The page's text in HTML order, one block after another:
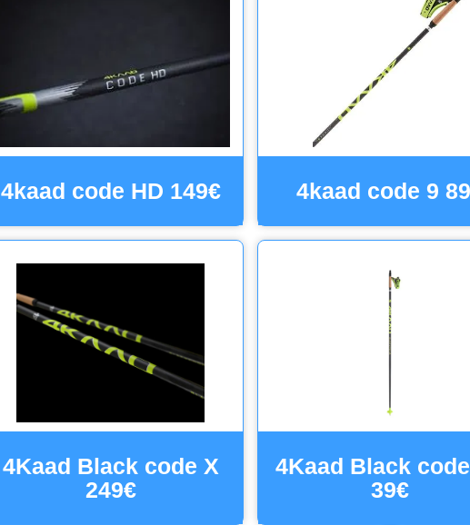
4kaad code HD 149€ 4kaad code 9
4Kaad Black code X
249€
4Kaad Black
39€